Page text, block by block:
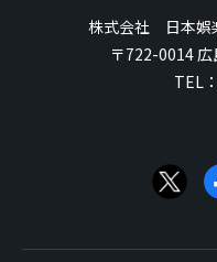
株式会社 日本娯
〒722-0014
TEL：